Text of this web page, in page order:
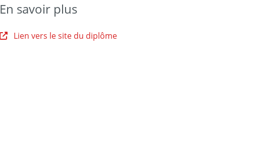
En savoir plus
Lien vers le site du diplôme